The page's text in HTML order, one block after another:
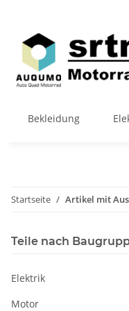
Bekleidung
Startseite Artikel mit
Teile nach
Elektrik
Motor